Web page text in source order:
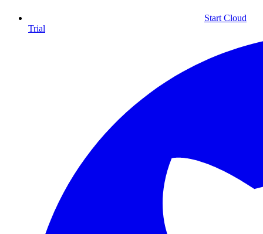
Start Cloud
Trial